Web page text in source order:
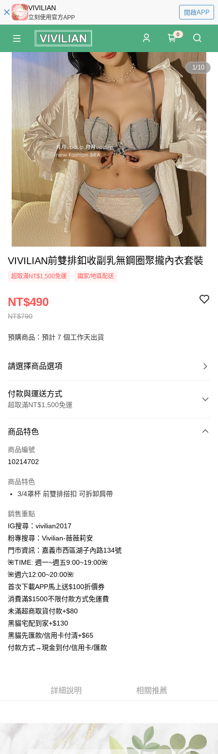
VIVILIAN
立刻使用官方APP
開啟APP
0
1/10
VIVILIAN前雙排釦收副乳無鋼圈聚攏內衣套裝
超取滿NT$1,500免運 國家/地區配送
NT$790
NT$490
預購商品：預計 7 個工作天出貨
請選擇商品選項
付款與運送方式
超取滿NT$1,500免運
信用卡一次付款
信用卡分期付款
合作金庫商業銀行
華南商業銀行
國泰世華商業銀行
臺灣中小企業銀行
匯豐（台灣）商業銀行
聯邦商業銀行
遠東國際商業銀行
元大商業銀行
台新國際商業銀行
台灣樂天信用卡公司
超商取貨付款
Apple Pay
街口支付
悠遊付
Google Pay
大哥付你分期
相關說明
【大哥付你分期使用說明】
2.付款方式選擇「大哥付你分期」，訂單成立後會自動跳轉到大哥付的交易
流程，驗證手機門號後，選擇欲分期的期數、繳款截止日，確認付款後即完
法說明評估內容。
2.透過簡訊連結打開帳單後，可選擇「超商條碼／台灣大直營門市／銀行轉
帳／街口支付／iPASS MONEY」等通路繳費。
AFTEE先享後付
相關說明
【關於「AFTEE先享後付」】
２．便利：只要手機號碼，簡訊認證，即可結帳。
３．安心：先確認商品／服務後，再付款。
結帳頁面，進行簡訊認證並確認金額後，即可完成結帳。
２．訂單成立數日內，您將收到繳費通知簡訊。
３．收到繳費通知簡訊後14天內，點擊此簡訊中的連結，可透過四大超商／
每筆NT$80，滿NT$1,500(含以上)免運費
商品特色
商品編號
10214702
商品特色
3/4罩杯 前雙排搭扣 可拆卸肩帶
銷售重點
IG搜尋：vivilian2017
粉專搜尋：Vivilian-薇薇莉安
門市資訊：嘉義市西區湖子內路134號
🌺TIME: 週一~週五9:00~19:00🌺
🌺週六12:00~20:00🌺
首次下載APP馬上送$100折價券
消費滿$1500不限付款方式免運費
未滿超商取貨付款+$80
黑貓宅配到家+$130
黑貓先匯款/信用卡付清+$65
付款方式→現金到付/信用卡/匯款
詳細說明 相關推薦